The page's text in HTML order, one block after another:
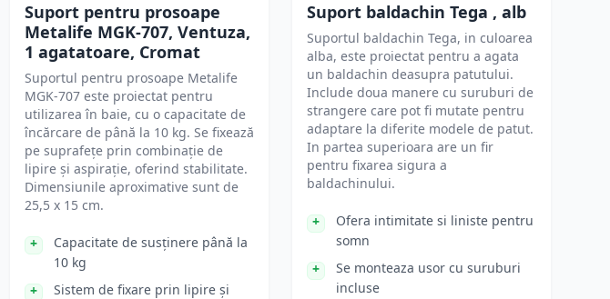
Suport pentru prosoape
Metalife MGK-707, Ventuza,
1 agatatoare, Cromat
Suportul pentru prosoape Metalife
MGK-707 este proiectat pentru
utilizarea în baie, cu o capacitate de
încărcare de până la 10 kg. Se fixează
pe suprafețe prin combinație de
lipire și aspirație, oferind stabilitate.
Dimensiunile aproximative sunt de
25,5 x 15 cm.
Capacitate de susținere până la
10 kg
Sistem de fixare prin lipire și
Suport baldachin Tega , alb
Suportul baldachin Tega, in culoarea
alba, este proiectat pentru a agata
un baldachin deasupra patutului.
Include doua manere cu suruburi de
strangere care pot fi mutate pentru
adaptare la diferite modele de patut.
In partea superioara are un fir
pentru fixarea sigura a
baldachinului.
Ofera intimitate si liniste pentru
somn
Se monteaza usor cu suruburi
incluse